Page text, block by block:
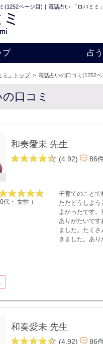
(1252ページ目)｜電話占い 「ロバミミ」
プ 占う
ミ」トップ > 電話占いの口コミ(1252
口コミ
和奏愛未 先生
(4.92) 86
代・ 女性 ）
子育てのこと
ただどうしよ
よかったです
ありがたいで
ました。たく
きました。あり
和奏愛未 先生
(4.92) 86